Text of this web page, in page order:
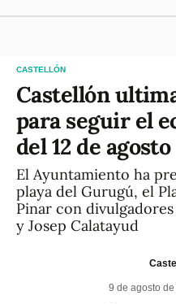
CASTELLÓN
Castellón
para seguir el
del 12 de agosto
El Ayuntamiento ha
playa del Gurugú, el
Pinar con
y Josep Calatayud
9 de agosto